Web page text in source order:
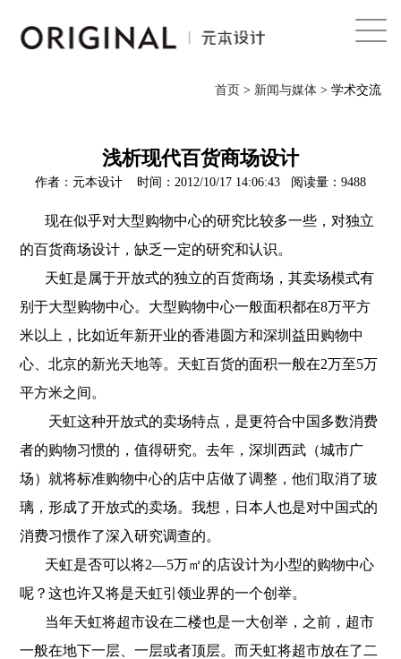
案例
新闻与媒体
English
首页 > 新闻与媒体> 学术交流
浅析现代百货商场设计
作者：元本设计 时间：2012/10/17 14:06:43 阅读量：9488
现在似乎对大型购物中心的研究比较多一些，对独立
的百货商场设计，缺乏一定的研究和认识。
天虹是属于开放式的独立的百货商场，其卖场模式有
别于大型购物中心。大型购物中心一般面积都在8万平方
米以上，比如近年新开业的香港圆方和深圳益田购物中
心、北京的新光天地等。天虹百货的面积一般在2万至5万
平方米之间。
天虹这种开放式的卖场特点，是更符合中国多数消费
者的购物习惯的，值得研究。去年，深圳西武（城市广
场）就将标准购物中心的店中店做了调整，他们取消了玻
璃，形成了开放式的卖场。我想，日本人也是对中国式的
消费习惯作了深入研究调查的。
天虹是否可以将2—5万㎡的店设计为小型的购物中心
呢？这也许又将是天虹引领业界的一个创举。
当年天虹将超市设在二楼也是一大创举，之前，超市
一般在地下一层、一层或者顶层。而天虹将超市放在了二